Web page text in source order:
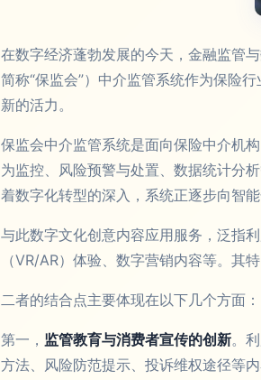
在数字经济蓬勃发展的今天，金融监管
简称“保监会”）中介监管系统作为保险
新的活力。
保监会中介监管系统是面向保险中介机
为监控、风险预警与处置、数据统计分
着数字化转型的深入，系统正逐步向智
与此数字文化创意内容应用服务，泛指
（VR/AR）体验、数字营销内容等。其
二者的结合点主要体现在以下几个方面：
第一， 监管教育与消费者宣传的创新。
方法、风险防范提示、投诉维权途径等